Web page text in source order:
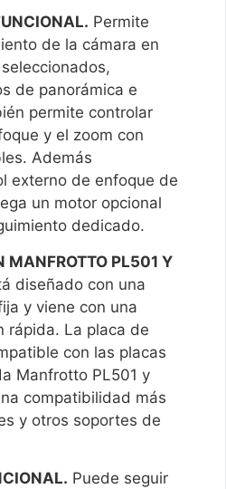
Permite
de la cámara en
de panorámica e
permite controlar
y el zoom con
Además
externo de enfoque de
un motor opcional
dedicado.
MANFROTTO PL501 Y
diseñado con una
y viene con una
rápida. La placa de
con las placas
Manfrotto PL501 y
compatibilidad más
y otros soportes de
Puede seguir